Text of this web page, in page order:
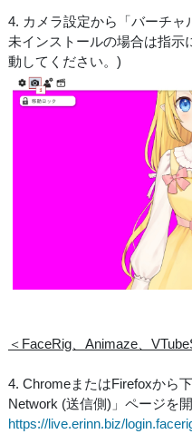
4. カメラ設定から「バーチ
未インストールの場合は指示
動してください。)
＜FaceRig、Animaze、
4. ChromeまたはFirefoxから
Network (送信側)」ページを開
https://live.erinn.biz/